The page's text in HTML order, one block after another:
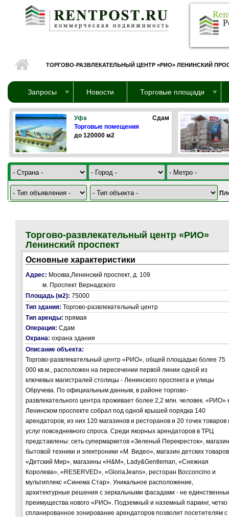
Перейти к основному содержанию
ТОРГОВО-РАЗВЛЕКАТЕЛЬНЫЙ ЦЕНТР «РИО» ЛЕНИНСКИЙ
Запросы Новости Торговые площади
Уфа
Сдам
Торговые помещения
до 120000 м2
Торгово-развлекательный центр «РИО»
Ленинский проспект
Основные характеристики
Адрес: Москва,Ленинский проспект, д. 109
м. Проспект Вернадского
Площадь (м2): 75000
Тип здания: Торгово-развлекательный центр
Тип аренды: прямая
Операция: Сдам
Охрана: охрана здания
Описание объекта:
Торгово-развлекательный центр «РИО», общей площадью более 75
000 кв.м., расположен на пересечении первой линии одной из
ключевых магистралей столицы - Ленинского проспекта и улицы
Обручева. По официальным данным, в районе торгово-
развлекательного центра проживает более 2,2 млн. человек. «РИО»
Ленинском проспекте собрал под одной крышей порядка 140
арендаторов, из них 120 магазинов и ресторанов и 20 точек товаров
услуг повседневного спроса. Среди якорных арендаторов в ТРЦ
представлены: сеть супермаркетов «Зеленый Перекресток», магазин
бытовой техники и электроники «М. Видео», магазин детских товаров
«Детский Мир», магазины «H&M», Lady&Gentleman, «Снежная
Королева», «RESERVED», «GloriaJeans», ресторан Bocconcino и
мультиплекс «Синема Стар». Уникальное расположение,
архитектурные решения с зеркальными фасадами - не
преимущества нового «РИО». Подземный и наземный паркинг, четко
спланированное зонирование арендаторов позволит посетителям с